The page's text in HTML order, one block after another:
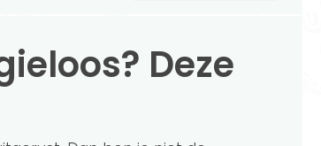
Voeding Quiz
Bedrijf
Deze